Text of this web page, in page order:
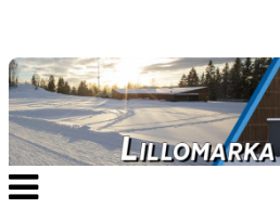
Veksle
navigasjon